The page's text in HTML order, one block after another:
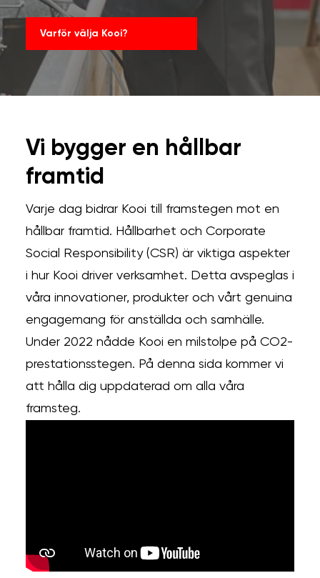
Varför välja Kooi?
Vi bygger en hållbar
framtid
Varje dag bidrar Kooi till framstegen mot en
hållbar framtid. Hållbarhet och Corporate
Social Responsibility (CSR) är viktiga aspekter
i hur Kooi driver verksamhet. Detta avspeglas i
våra innovationer, produkter och vårt genuina
engagemang för anställda och samhälle.
Under 2022 nådde Kooi en milstolpe på CO2-
prestationsstegen. På denna sida kommer vi
att hålla dig uppdaterad om alla våra
framsteg.